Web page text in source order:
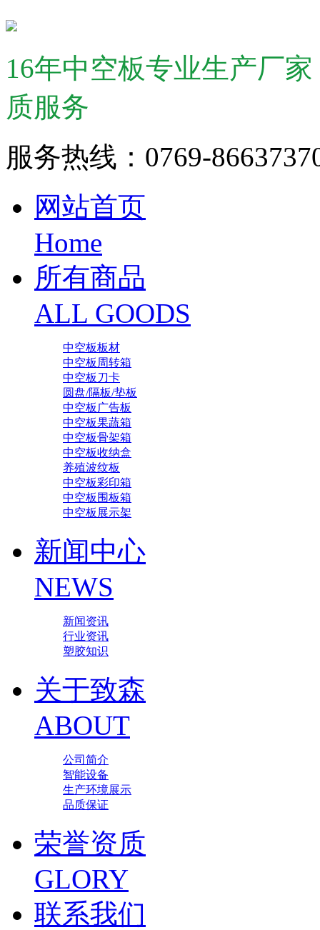
16年中空板专业生产厂
质服务
服务热线：0769-
网站首页
Home
所有商品
ALL GOODS
中空板板材
中空板周转箱
中空板刀卡
圆盘/隔板/垫板
中空板广告板
中空板果蔬箱
中空板骨架箱
中空板收纳盒
养殖波纹板
中空板彩印箱
中空板围板箱
中空板展示架
新闻中心
NEWS
新闻资讯
行业资讯
塑胶知识
关于致森
ABOUT
公司简介
智能设备
生产环境展示
品质保证
荣誉资质
GLORY
联系我们